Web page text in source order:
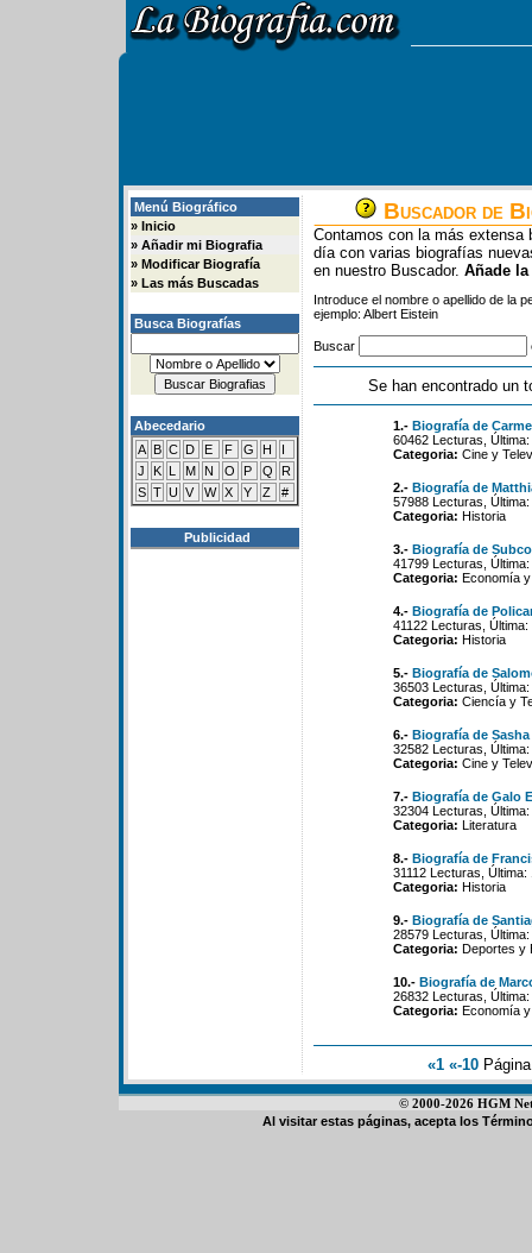
Menú Biográfico
» Inicio
» Añadir mi Biografia
» Modificar Biografía
» Las más Buscadas
Busca Biografías
Abecedario
A B C D E F G H
I
J
K L M N O P Q
R
S T U V W X Y Z #
Publicidad
Buscador de
Contamos con la más extensa
día con varias biografías
en nuestro Buscador. Añade
Introduce el nombre o apellido de la
ejemplo: Albert Eistein
Buscar
Se han encontrado un
1.- Biografía de
60462 Lecturas,
Categoria: Cine y
2.- Biografía de
57988 Lecturas,
Categoria: Historia
3.- Biografía de
41799 Lecturas,
Categoria: Economía
4.- Biografía de
41122 Lecturas,
Categoria: Historia
5.- Biografía de
36503 Lecturas,
Categoria: Ciencía y
6.- Biografía de
32582 Lecturas,
Categoria: Cine y
7.- Biografía de Galo
32304 Lecturas,
Categoria: Literatura
8.- Biografía de
31112 Lecturas,
Categoria: Historia
9.- Biografía de
28579 Lecturas,
Categoria: Deportes y
10.- Biografía de
26832 Lecturas,
Categoria: Economía
«1 «-10
© 2000-2026 HGM
Al visitar estas páginas, acepta los